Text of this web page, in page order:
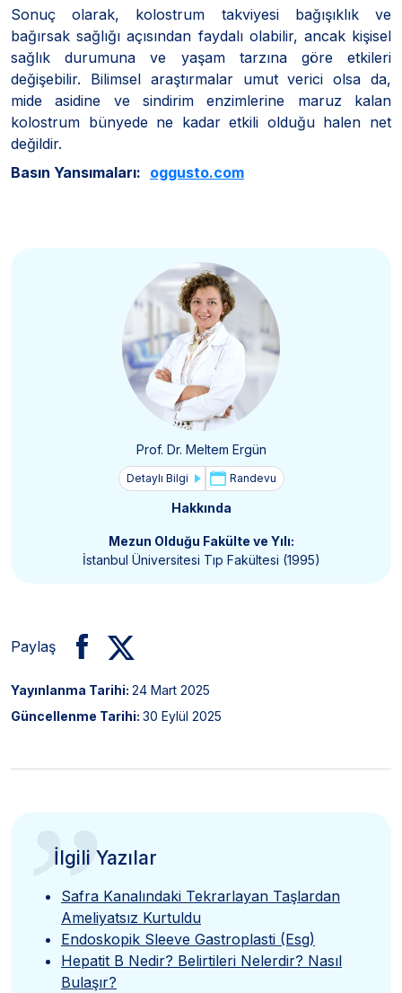
Sonuç olarak, kolostrum takviyesi bağışıklık ve
bağırsak sağlığı açısından faydalı olabilir, ancak kişisel
sağlık durumuna ve yaşam tarzına göre etkileri
değişebilir. Bilimsel araştırmalar umut verici olsa da,
mide asidine ve sindirim enzimlerine maruz kalan
kolostrum bünyede ne kadar etkili olduğu halen net
değildir.
Basın Yansımaları: oggusto.com
Prof. Dr. Meltem Ergün
Detaylı Bilgi Randevu
Hakkında
Mezun Olduğu Fakülte ve Yılı:
İstanbul Üniversitesi Tıp Fakültesi (1995)
Paylaş
Yayınlanma Tarihi: 24 Mart 2025
Güncellenme Tarihi: 30 Eylül 2025
”
İlgili Yazılar
Safra Kanalındaki Tekrarlayan Taşlardan
Ameliyatsız Kurtuldu
Endoskopik Sleeve Gastroplasti (Esg)
Hepatit B Nedir? Belirtileri Nelerdir? Nasıl
Bulaşır?